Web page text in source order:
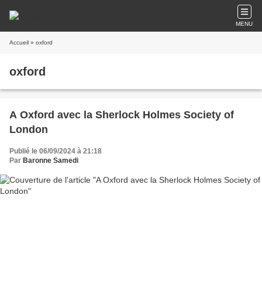
MENU
Accueil » oxford
oxford
A Oxford avec la Sherlock Holmes Society of
London
Publié le 06/09/2024 à 21:18
Par Baronne Samedi